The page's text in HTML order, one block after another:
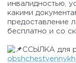
инвалидностью,
какими
предоставление
бесплатно и со
ССЫЛКА для